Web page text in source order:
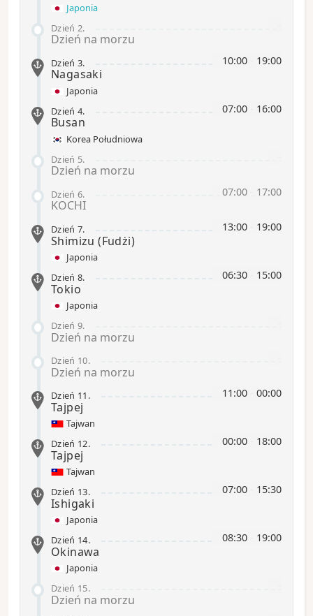
Japonia
Dzień 2.
Dzień na morzu
10:00 19:00
Dzień 3.
Nagasaki
Japonia
07:00 16:00
Dzień 4.
Busan
Korea Południowa
Dzień 5.
Dzień na morzu
07:00 17:00
Dzień 6.
KOCHI
13:00 19:00
Dzień 7.
Shimizu(Fudżi)
Japonia
06:30 15:00
Dzień 8.
Tokio
Japonia
Dzień 9.
Dzień na morzu
Dzień 10.
Dzień na morzu
11:00 00:00
Dzień 11 .
Tajpej
Tajwan
00:00 18:00
Dzień 12.
Tajpej
Tajwan
07:00 15:30
Dzień 13.
Ishigaki
Japonia
08:30 19:00
Dzień 14.
Okinawa
Japonia
Dzień 15.
Dzień na morzu